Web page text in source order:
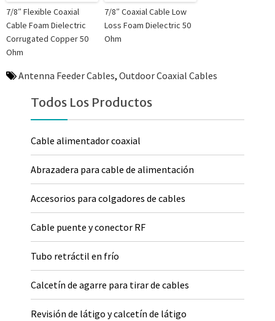
7/8″ Flexible Coaxial
Cable Foam Dielectric
Corrugated Copper 50
Ohm
7/8″ Coaxial Cable Low
Loss Foam Dielectric 50
Ohm
Antenna Feeder Cables, Outdoor Coaxial Cables
Todos Los Productos
Cable alimentador coaxial
Abrazadera para cable de alimentación
Accesorios para colgadores de cables
Cable puente y conector RF
Tubo retráctil en frío
Calcetín de agarre para tirar de cables
Revisión de látigo y calcetín de látigo